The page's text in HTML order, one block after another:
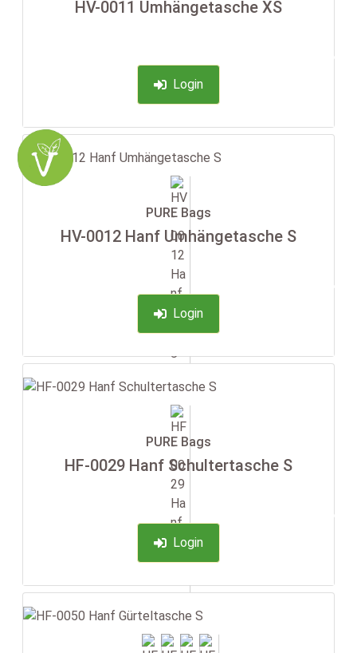
HV-0011 Umhängetasche XS
Login
-35%
PURE Bags
HV-0012 Hanf Umhängetasche S
Login
-35%
PURE Bags
HF-0029 Hanf Schultertasche S
Login
-35%